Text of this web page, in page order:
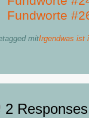
Fundworte
mitIrgendwas ist
2